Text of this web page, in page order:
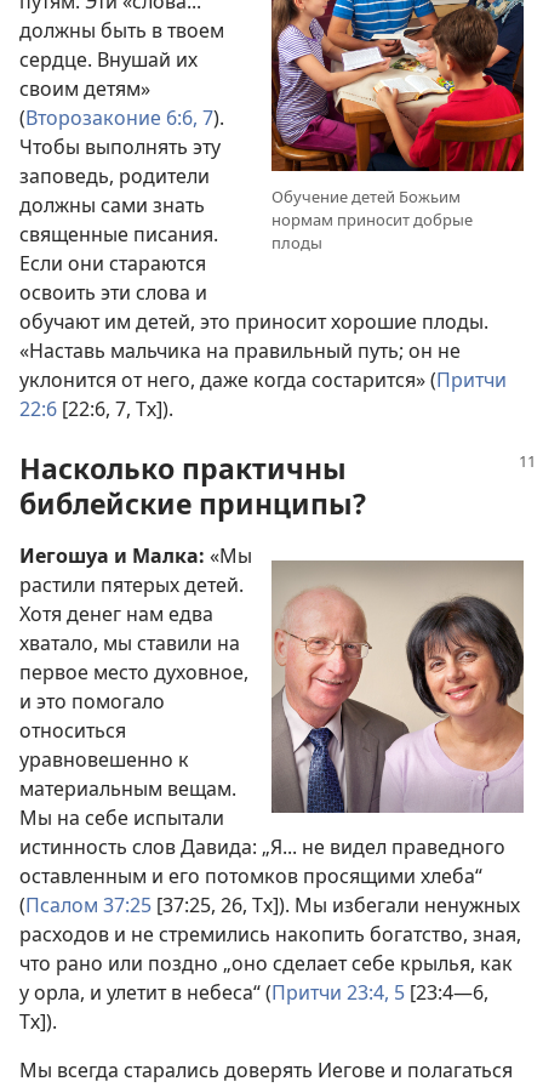
Обучение детей Божьим
нормам приносит добрые
плоды
должны быть в твоем
сердце. Внушай их
своим детям»
(Второзаконие 6:6, 7).
Чтобы выполнять эту
заповедь, родители
должны сами знать
священные писания.
Если они стараются
освоить эти слова и
обучают им детей, это приносит хорошие плоды.
«Наставь мальчика на правильный путь; он не
уклонится от него, даже когда состарится» (Притчи
22:6 [22:6, 7, Тх]).
Насколько практичны
библейские принципы?
Иегошуа и Малка: «Мы
растили пятерых детей.
Хотя денег нам едва
хватало, мы ставили на
первое место духовное,
и это помогало
относиться
уравновешенно к
материальным вещам.
Мы на себе испытали
истинность слов Давида: „Я... не видел праведного
оставленным и его потомков просящими хлеба“
(Псалом 37:25 [37:25, 26, Тх]). Мы избегали ненужных
расходов и не стремились накопить богатство, зная,
что рано или поздно „оно сделает себе крылья, как
у орла, и улетит в небеса“ (Притчи 23:4, 5 [23:4—6,
Тх]).
Мы всегда старались доверять Иегове и полагаться